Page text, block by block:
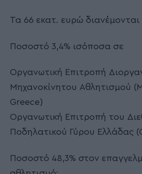
Τα 66 εκατ. ευρώ διανέμονται
Ποσοστό 3,4% ισόποσα σε
Οργανωτική Επιτροπή
Μηχανοκίνητου Αθλητισμού
Greece)
Οργανωτική Επιτροπή του
Ποδηλατικού Γύρου Ελλάδας
Ποσοστό 48,3% στον